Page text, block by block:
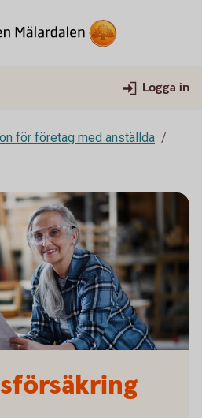
Logga in
för företag med anställda